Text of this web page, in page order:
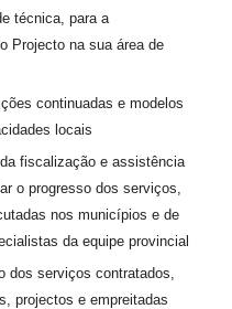
técnica, para a
Projecto na sua área de
continuadas e modelos
locais
fiscalização e assistência
o progresso dos serviços,
nos municípios e de
da equipe provincial
dos serviços contratados,
projectos e empreitadas